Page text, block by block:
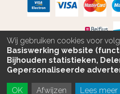
COMMANDEZ
Wij gebruiken cookies voor
Basiswerking website
Bijhouden statistieken,
Gepersonaliseerde
OK Afwijzen Lees meer